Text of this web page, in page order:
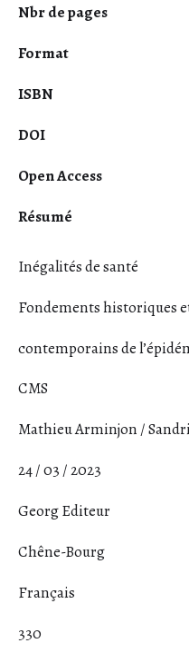
Nbr de pages
Format
ISBN
DOI
Open Access
Résumé
Inégalités de santé
Fondements historiques
contemporains de
CMS
Mathieu Arminjon /
24 / 03 / 2023
Georg Editeur
Chêne-Bourg
Français
330